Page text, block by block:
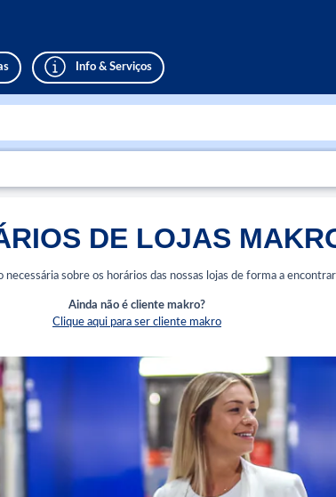
Info & Serviços
DE LOJAS
sobre os horários das nossas lojas de forma a
Ainda não é cliente makro?
Clique aqui para ser cliente makro